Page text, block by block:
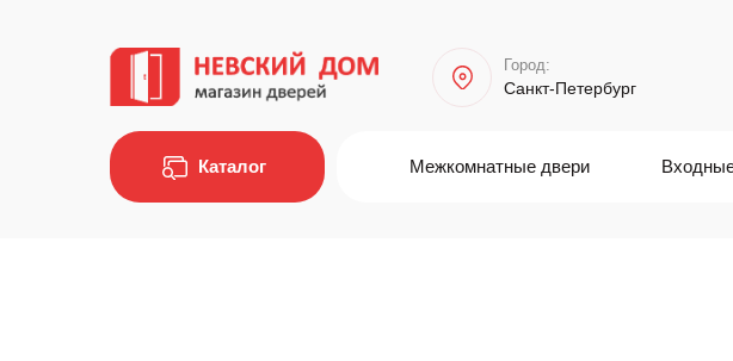
Город:
Санкт-Петербург
Каталог Межкомнатные двери